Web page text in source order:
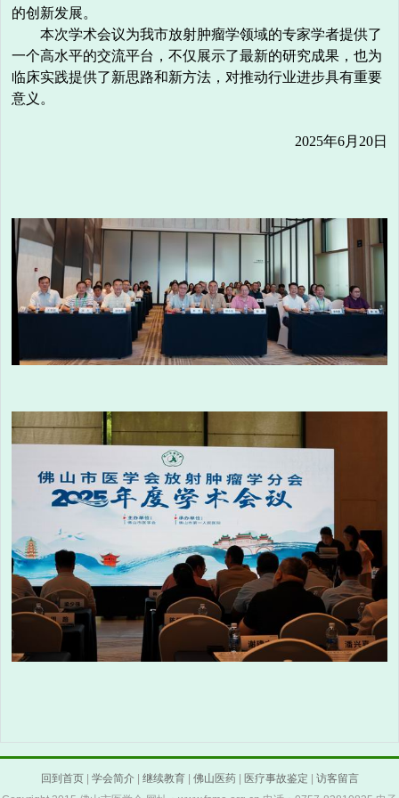
的创新发展。
本次学术会议为我市放射肿瘤学领域的专家学者提供了
一个高水平的交流平台，不仅展示了最新的研究成果，也为
临床实践提供了新思路和新方法，对推动行业进步具有重要
意义。
2025年6月20日
回到首页| 学会简介| 继续教育| 佛山医药| 医疗事故鉴定
访客留言